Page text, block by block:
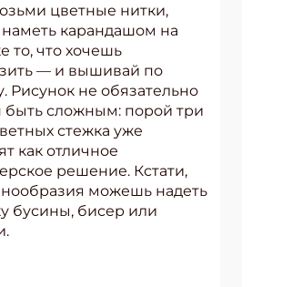
цветные нитки,
наметь карандашом на
то, что хочешь
— и вышивай по
Рисунок не обязательно
быть сложным: порой три
стежка уже
как отличное
решение. Кстати,
можешь надеть
бусины, бисер или